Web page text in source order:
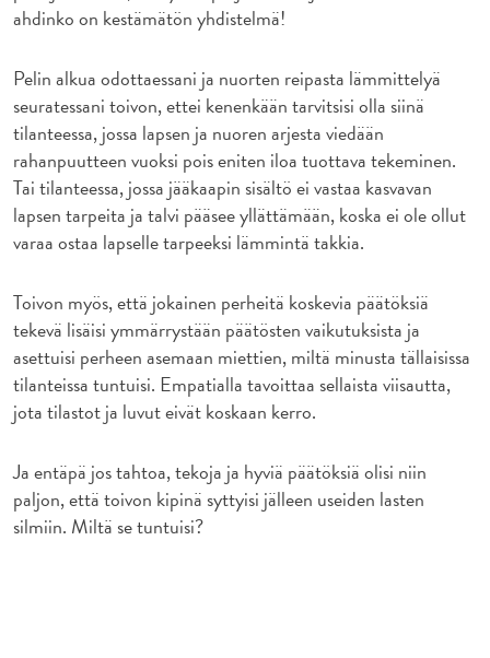
ahdinko on kestämätön yhdistelmä!
Pelin alkua odottaessani ja nuorten reipasta lämmittelyä
seuratessani toivon, ettei kenenkään tarvitsisi olla siinä
tilanteessa, jossa lapsen ja nuoren arjesta viedään
rahanpuutteen vuoksi pois eniten iloa tuottava tekeminen.
Tai tilanteessa, jossa jääkaapin sisältö ei vastaa kasvavan
lapsen tarpeita ja talvi pääsee yllättämään, koska ei ole ollut
varaa ostaa lapselle tarpeeksi lämmintä takkia.
Toivon myös, että jokainen perheitä koskevia päätöksiä
tekevä lisäisi ymmärrystään päätösten vaikutuksista ja
asettuisi perheen asemaan miettien, miltä minusta tällaisissa
tilanteissa tuntuisi. Empatialla tavoittaa sellaista viisautta,
jota tilastot ja luvut eivät koskaan kerro.
Ja entäpä jos tahtoa, tekoja ja hyviä päätöksiä olisi niin
paljon, että toivon kipinä syttyisi jälleen useiden lasten
silmiin. Miltä se tuntuisi?